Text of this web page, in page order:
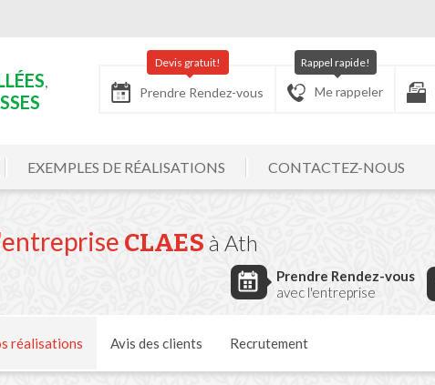
,
Prendre Rendez-vous
Devis gratuit!
Me rappeler
Rappel rapide!
EXEMPLES DE RÉALISATIONS CONTACTEZ-NOUS
CLAES à Ath
Prendre Rendez-vous
avec l'entreprise
réalisations Avis des clients Recrutement